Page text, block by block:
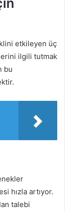
etkileyen üç
ilgili tutmak
bu
hızla artıyor.
talebi